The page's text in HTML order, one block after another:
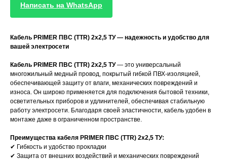
Написать на WhatsApp
Кабель PRIMER ПВС (TTR) 2х2,5 ТУ — надежность и удобство для
вашей электросети
Кабель PRIMER ПВС (TTR) 2х2,5 ТУ— это универсальный
многожильный медный провод, покрытый гибкой ПВХ-изоляцией,
обеспечивающей защиту от влаги, механических повреждений и
износа. Он широко применяется для подключения бытовой техники,
осветительных приборов и удлинителей, обеспечивая стабильную
работу электросети. Благодаря своей эластичности, кабель удобен в
монтаже даже в ограниченном пространстве.
Преимущества кабеля PRIMER ПВС (TTR) 2х2,5 ТУ:
✔ Гибкость и удобство прокладки
✔ Защита от внешних воздействий и механических повреждений